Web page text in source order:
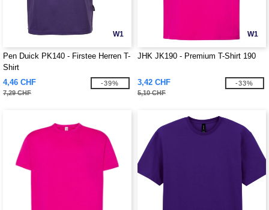
W1
Pen Duick PK140 - Firstee Herren T-
Shirt
4,46 CHF
7,29 CHF
-39%
W1
JHK JK190 - Premium T-Shirt 190
3,42 CHF
5,10 CHF
-33%